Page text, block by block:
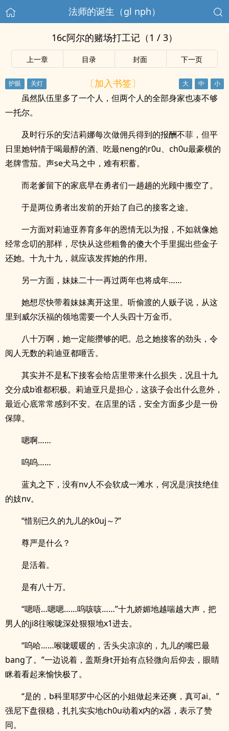
法师的诞生（gl nph）
16c阿尔的赌场打工记（1 / 3）
上一章 目录 封面 下一页
〔加入书签〕
虽然队伍里多了一个人，但两个人的全部身家也凑不够
一托尔。
及时行乐的安洁莉娜每次做佣兵得到的报酬不菲，但平
日里她钟情于喝最醇的酒、吃最neng的r0u、ch0u最豪横的
老牌雪茄。声se犬马之中，难有积蓄。
而老爹留下的家底早在勇者们一趟趟的光顾中搬空了。
于是两位勇者出发前的开始了自己的接客之途。
一方面对莉迪亚养育多年的恩情无以为报，不如就像她
经常念叨的那样，尽快从这些粗鲁的傻大个手里掘出些金子
还她。十九十九，就应该发挥她的作用。
另一方面，妹妹二十一再过两年也将成年……
她想尽快带着妹妹离开这里。听偷渡的人贩子说，从这
里到威尔沃福的领地需要一个人头四十万金币。
八十万啊，她一定能攒够的吧。总之她接客的劲头，令
阅人无数的莉迪亚都咂舌。
其实并不是私下接客会给店里带来什么损失，况且十九
交分成b谁都积极。莉迪亚只是担心，这孩子会出什么意外，
最近心底常常感到不安。在店里的话，安全方面多少是一份
保障。
嗯啊……
呜呜……
蓝丸之下，没有nv人不会软成一滩水，何况是演技绝佳
的妓nv。
“惜别已久的九儿的k0uj～?”
尊严是什么？
是活着。
是有八十万。
“嗯唔…嗯嗯……呜咳咳……”十九娇媚地越喘越大声，把
男人的ji8往喉咙深处狠狠地x1进去。
“呜哈……喉咙暖暖的，舌头尖凉凉的，九儿的嘴巴最
bang了。”一边说着，盖斯身t开始有点轻微向后仰去，眼睛
眯着看起来愉快极了。
“是的，b科里耶罗中心区的小姐做起来还爽，真可ai。”
强尼下盘很稳，扎扎实实地ch0u动着x内的x器，表示了赞
同。